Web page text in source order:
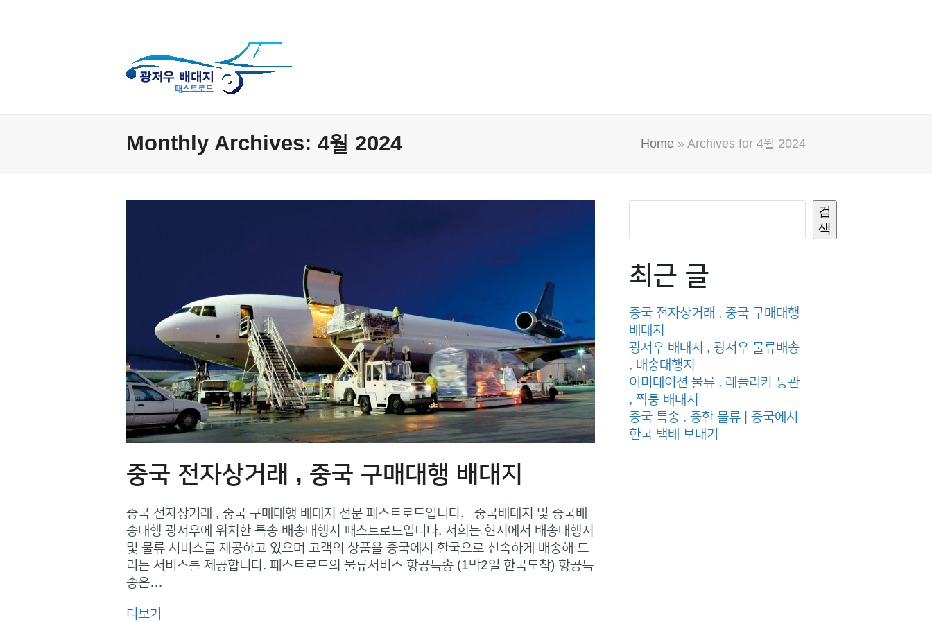
Monthly Archives: 4월 2024 Home » Archives for 4월 2024
중국 전자상거래 , 중국 구매대행 배대지
중국 전자상거래 , 중국 구매대행 배대지 전문 패스트로드입니다. 중국배대지 및 중국배
송대행 광저우에 위치한 특송 배송대행지 패스트로드입니다. 저희는 현지에서 배송대행지
및 물류 서비스를 제공하고 있으며 고객의 상품을 중국에서 한국으로 신속하게 배송해 드
리는 서비스를 제공합니다. 패스트로드의 물류서비스 항공특송 (1박2일 한국도착) 항공특
송은…
더보기
검
색
최근 글
중국 전자상거래 , 중국 구매대행
배대지
광저우 배대지 , 광저우 물류배송
, 배송대행지
이미테이션 물류 , 레플리카 통관
, 짝퉁 배대지
중국 특송 , 중한 물류 | 중국에서
한국 택배 보내기